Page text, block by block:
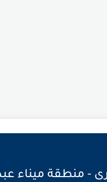
منطقة ميناء عبد